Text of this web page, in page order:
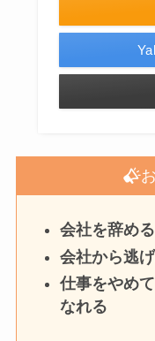
会社を辞め
会社から逃
仕事をやめ
なれる